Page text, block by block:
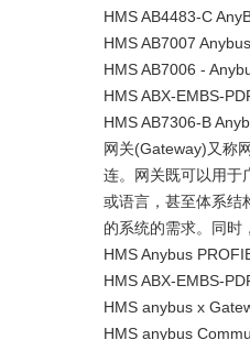
HMS AB4483-C
HMS AB7007
HMS AB7006 -
HMS ABX-EMBS-
HMS AB7306-B
网关(Gateway)又称
连。网关既可以用于
或语言，甚至体系结
的系统的需求。同时
HMS Anybus
HMS ABX-EMBS-
HMS anybus x
HMS anybus